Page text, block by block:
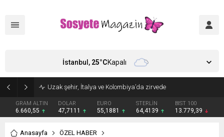
GRAM ALTIN
6.660,55
DOLAR
47,7111
EURO
55,1881
STERLİN
64,4139
BIST 100
13.779,39
İstanbul, 25°CKapalı
Anasayfa
ÖZEL HABER